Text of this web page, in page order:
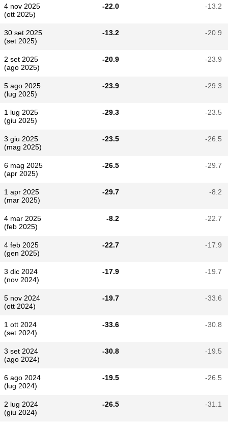
4 nov 2025
(ott 2025)
-22.0 -13.2
30 set 2025
(set 2025)
-13.2 -20.9
2 set 2025
(ago 2025)
-20.9 -23.9
5 ago 2025
(lug 2025)
-23.9 -29.3
1 lug 2025
(giu 2025)
-29.3 -23.5
3 giu 2025
(mag 2025)
-23.5 -26.5
6 mag 2025
(apr 2025)
-26.5 -29.7
1 apr 2025
(mar 2025)
-29.7 -8.2
4 mar 2025
(feb 2025)
-8.2 -22.7
4 feb 2025
(gen 2025)
-22.7 -17.9
3 dic 2024
(nov 2024)
-17.9 -19.7
5 nov 2024
(ott 2024)
-19.7 -33.6
1 ott 2024
(set 2024)
-33.6 -30.8
3 set 2024
(ago 2024)
-30.8 -19.5
6 ago 2024
(lug 2024)
-19.5 -26.5
2 lug 2024
(giu 2024)
-26.5 -31.1